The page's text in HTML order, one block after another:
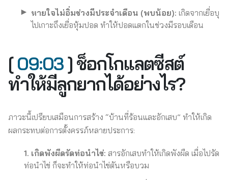
หายใจไม่อิ่มช่วงมีประจำเดือน (พบน้อย): เกิดจากเยื่อบุ
ไปเกาะถึงเยื่อหุ้มปอด ทำให้ปอดแตกในช่วงมีรอบเดือน
[09:03] ช็อกโกแลตซีสต์
ทำให้มีลูกยากได้อย่างไร?
ภาวะนี้เปรียบเสมือนการสร้าง “บ้านที่ร้อนและอักเสบ” ทำให้เกิด
ผลกระทบต่อการตั้งครรภ์หลายประการ:
1. เกิดพังผืดรัดท่อนำไข่: สารอักเสบทำให้เกิดพังผืด เมื่อไปรัด
ท่อนำไข่ ก็จะทำให้ท่อนำไข่ตันหรือบวม